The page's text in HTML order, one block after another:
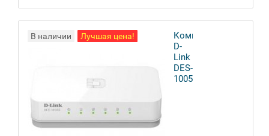
В наличии Лучшая цена!
Коммутатор
D-
Link
DES-
1005C/A1A